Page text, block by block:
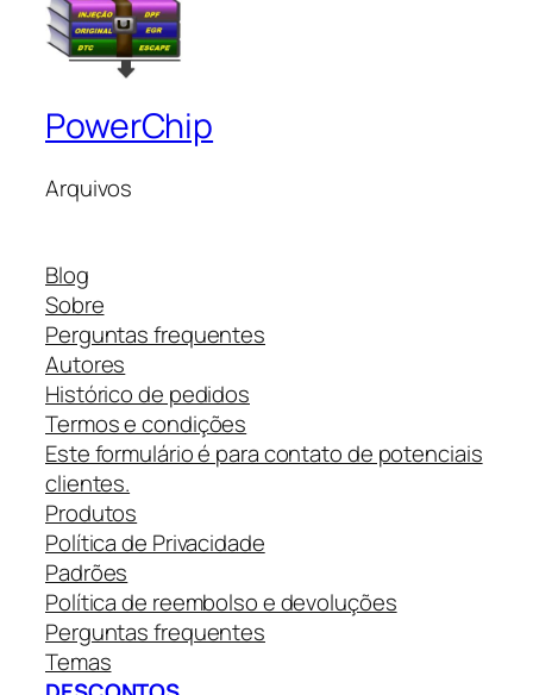
PowerChip
Arquivos
Blog
Sobre
Perguntas frequentes
Autores
Histórico de pedidos
Termos e condições
Este formulário é para contato de potenciais
clientes.
Produtos
Política de Privacidade
Padrões
Política de reembolso e devoluções
Perguntas frequentes
Temas